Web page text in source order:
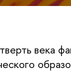
века